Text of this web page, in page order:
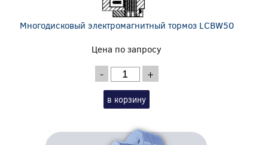
Многодисковый электромагнитный тормоз LCBW50
Цена по запросу
- +
в корзину